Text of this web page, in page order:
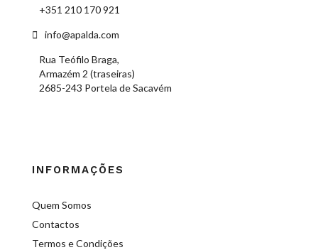
+351 210 170 921
info@apalda.com
Rua Teófilo Braga,
Armazém 2 (traseiras)
2685-243 Portela de Sacavém
INFORMAÇÕES
Quem Somos
Contactos
Termos e Condições